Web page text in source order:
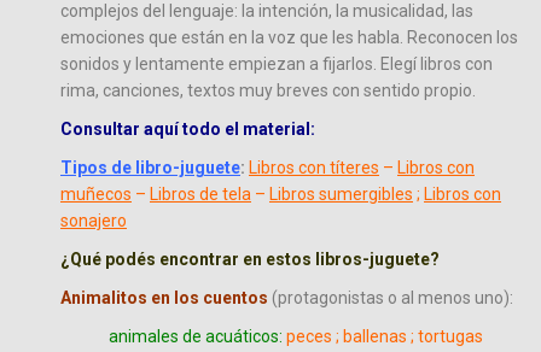
complejos del lenguaje: la intención, la musicalidad, las
emociones que están en la voz que les habla. Reconocen los
sonidos y lentamente empiezan a fijarlos. Elegí libros con
rima, canciones, textos muy breves con sentido propio.
Consultar aquí todo el material:
Tipos de libro-juguete: Libros con títeres – Libros con
muñecos – Libros de tela – Libros sumergibles ; Libros con
sonajero
¿Qué podés encontrar en estos libros-juguete?
Animalitos en los cuentos (protagonistas o al menos uno):
animales de acuáticos: peces ; ballenas ; tortugas